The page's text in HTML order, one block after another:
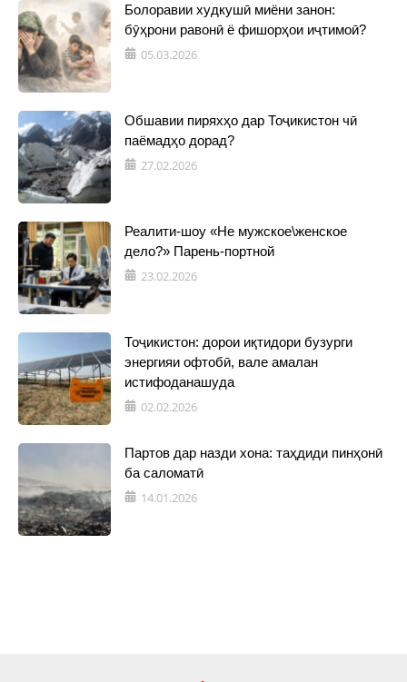
Болоравии худкушӣ миёни занон:
бӯҳрони равонӣ ё фишорҳои иҷтимоӣ?
05.03.2026
Обшавии пиряхҳо дар Тоҷикистон чӣ
паёмадҳо дорад?
27.02.2026
Реалити-шоу «Не мужское\женское
дело?» Парень-портной
23.02.2026
Тоҷикистон: дорои иқтидори бузурги
энергияи офтобӣ, вале амалан
истифоданашуда
02.02.2026
Партов дар назди хона: таҳдиди пинҳонӣ
ба саломатӣ
14.01.2026